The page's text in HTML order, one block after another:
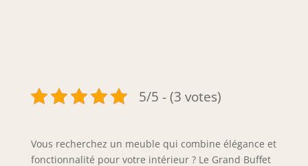
5/5 - (3 votes)
Vous recherchez un meuble qui combine élégance et
fonctionnalité pour votre intérieur ? Le Grand Buffet